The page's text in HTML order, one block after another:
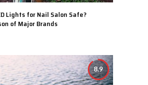
Lights for Nail Salon Safe?
of Major Brands
8.9